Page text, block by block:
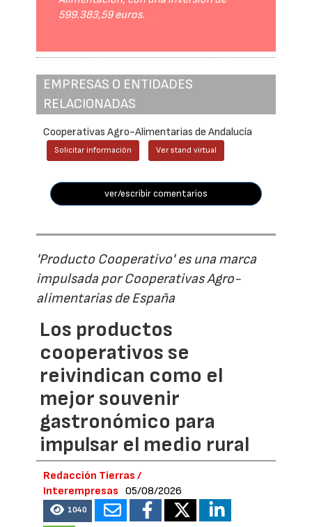
599.383,59 euros.
EMPRESAS O ENTIDADES
RELACIONADAS
Cooperativas Agro-Alimentarias de Andalucía
Solicitar información Ver stand virtual
ver/escribir comentarios
'Producto Cooperativo' es una marca
impulsada por Cooperativas Agro-
alimentarias de España
Los productos
cooperativos se
reivindican como el
mejor souvenir
gastronómico para
impulsar el medio rural
Redacción Tierras /
Interempresas
05/08/2026
1040